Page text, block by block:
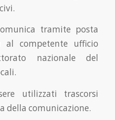
tramite posta
al competente ufficio
nazionale del
utilizzati trascorsi
della comunicazione.